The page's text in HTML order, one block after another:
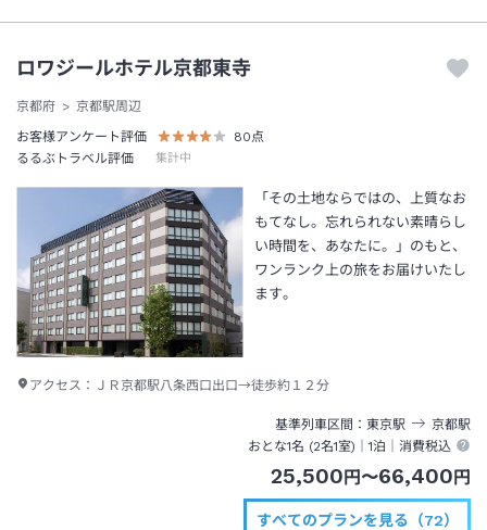
ロワジールホテル京都東寺
京都府
京都駅周辺
お客様アンケート評価
80点
るるぶトラベル評価
集計中
「その土地ならではの、上質なお
もてなし。忘れられない素晴らし
い時間を、あなたに。」のもと、
ワンランク上の旅をお届けいたし
ます。
アクセス： ＪＲ京都駅八条西口出口→徒歩約１２分
基準列車区間 東京駅 京都駅
おとな1名 (2名1室)｜1泊 ｜消費税込
25,500円〜66,400円
すべてのプランを見る（72）